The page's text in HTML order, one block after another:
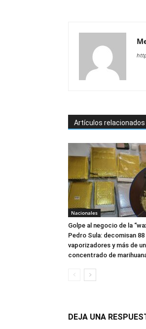
Artículos relacionados
Nacionales
Golpe al negocio de la
Pedro Sula: decomisan 88
vaporizadores y más de
concentrado de
DEJA UNA